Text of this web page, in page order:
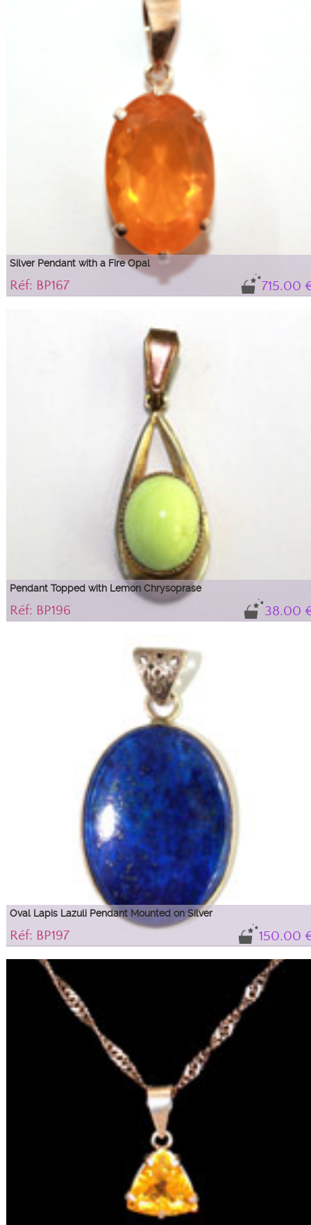
Silver Pendant with a Fire Opal
715.00
Réf: BP167
Pendant Topped with Lemon Chrysoprase
38.00
Réf: BP196
Oval Lapis Lazuli Pendant Mounted on Silver
150.00
Réf: BP197
Magnificent Lapis Lazuli pendant of a deep blue interspersed with golden
flakes. This jewel is mounted on silver and adorned with a pretty bail.